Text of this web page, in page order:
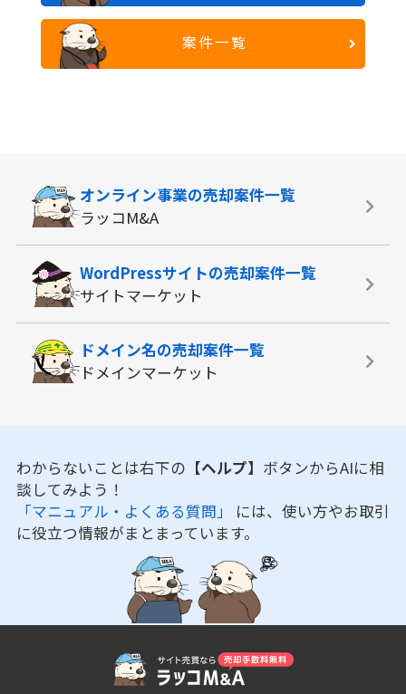
案件一覧
オンライン事業の売却案件一覧
ラッコM&A
WordPressサイトの売却案件一覧
サイトマーケット
ドメイン名の売却案件一覧
ドメインマーケット
わからないことは右下の 【ヘルプ】 ボタンからAIに相
談してみよう！
「マニュアル・よくある質問」 には、使い方やお取引
に役立つ情報がまとまっています。